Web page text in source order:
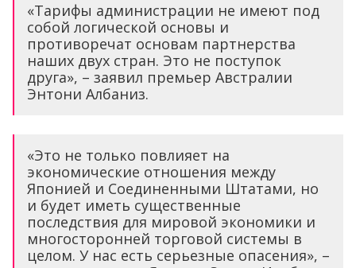
«Тарифы администрации не имеют под
собой логической основы и
противоречат основам партнерства
наших двух стран. Это не поступок
друга», – заявил премьер Австралии
Энтони Албаниз.
«Это не только повлияет на
экономические отношения между
Японией и Соединенными Штатами, но
и будет иметь существенные
последствия для мировой экономики и
многосторонней торговой системы в
целом. У нас есть серьезные опасения», –